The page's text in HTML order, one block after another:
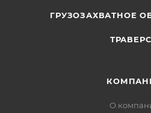
ГРУЗОЗАХВАТНОЕ
О